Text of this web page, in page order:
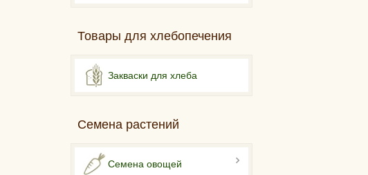
Товары для хлебопечения
Закваски для хлеба
Семена растений
Семена овощей